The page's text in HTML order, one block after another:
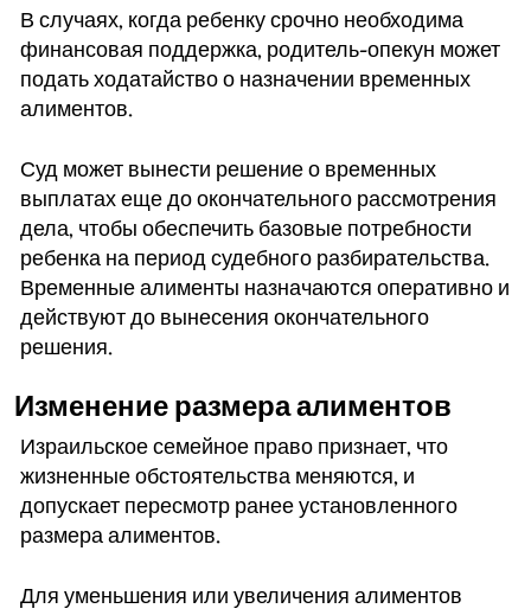
В случаях, когда ребенку срочно необходима
финансовая поддержка, родитель-опекун может
подать ходатайство о назначении временных
алиментов.
Суд может вынести решение о временных
выплатах еще до окончательного рассмотрения
дела, чтобы обеспечить базовые потребности
ребенка на период судебного разбирательства.
Временные алименты назначаются оперативно и
действуют до вынесения окончательного
решения.
Изменение размера алиментов
Израильское семейное право признает, что
жизненные обстоятельства меняются, и
допускает пересмотр ранее установленного
размера алиментов.
Для уменьшения или увеличения алиментов